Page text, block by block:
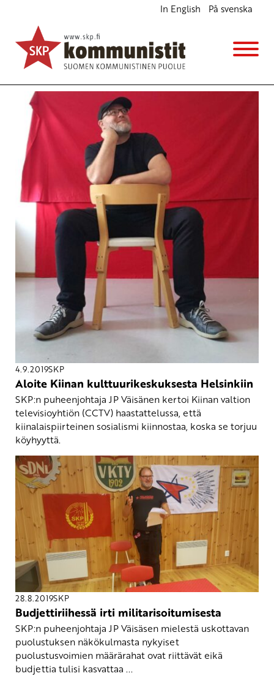
In English På svenska
Konfutse-instituutti
4.9.2019SKP
Aloite Kiinan kulttuurikeskuksesta Helsinkiin
SKP:n puheenjohtaja JP Väisänen kertoi Kiinan valtion
televisioyhtiön (CCTV) haastattelussa, että
kiinalaispiirteinen sosialismi kiinnostaa, koska se torjuu
köyhyyttä.
28.8.2019SKP
Budjettiriihessä irti militarisoitumisesta
SKP:n puheenjohtaja JP Väisäsen mielestä uskottavan
puolustuksen näkökulmasta nykyiset
puolustusvoimien määrärahat ovat riittävät eikä
budjettia tulisi kasvattaa ...